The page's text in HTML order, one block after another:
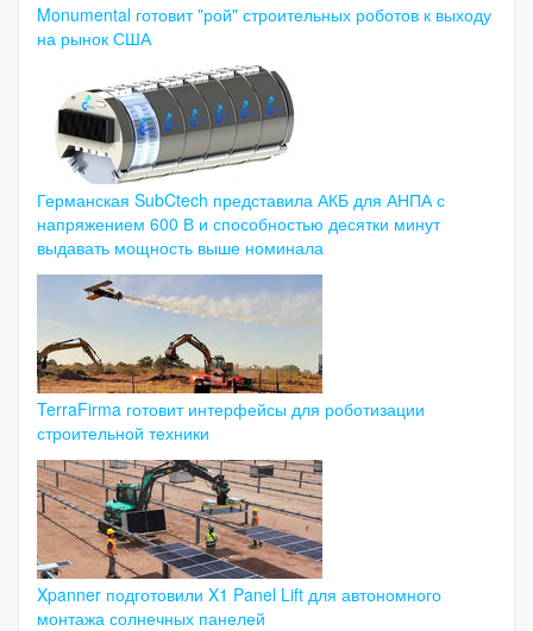
Monumental готовит "рой" строительных роботов к выходу
на рынок США
Германская SubCtech представила АКБ для АНПА с
напряжением 600 В и способностью десятки минут
выдавать мощность выше номинала
TerraFirma готовит интерфейсы для роботизации
строительной техники
Xpanner подготовили X1 Panel Lift для автономного
монтажа солнечных панелей